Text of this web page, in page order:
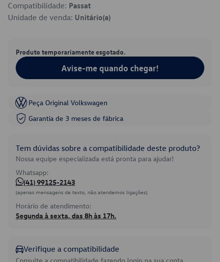
Compatibilidade: Passat
Unidade de venda: Unitário(a)
Produto temporariamente esgotado.
Avise-me quando chegar!
Peça Original Volkswagen
Garantia de 3 meses de fábrica
Tem dúvidas sobre a compatibilidade deste produto?
Nossa equipe especializada está pronta para ajudar!
Whatsapp:
(41) 99125-2143
(apenas mensagens de texto, não atendemos ligações)
Horário de atendimento:
Segunda à sexta, das 8h às 17h.
Verifique a compatibilidade